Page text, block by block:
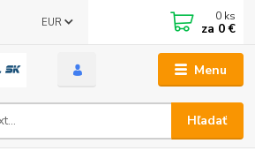
Menu
EUR
Hľadať
0 ks
za 0 €